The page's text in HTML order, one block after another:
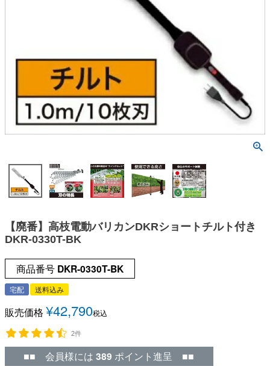
【廃番】高枝電動バリカンDKRショートチルト付き
DKR-0330T-BK
商品番号 DKR-0330T-BK
宅配 送料込み
販売価格 ¥42,790税込
2件
■■ 会員様には 389 ポイント進呈 ■■